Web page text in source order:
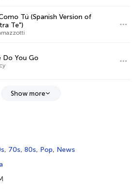
Tú (Spanish Version of
Te")
Do You Go
Show more
, 70s, 80s, Pop, News